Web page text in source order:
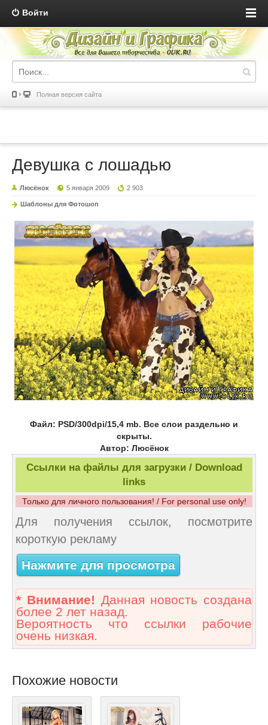
Войти
Полная версия сайта
Девушка с лошадью
Люсёнок 5 января 2009 2 903
Шаблоны для Фотошоп
Файл: PSD/300dpi/15,4 mb. Все слои раздельно и
скрыты.
Автор: Люсёнок
Ссылки на файлы для загрузки / Download
links
Только для личного пользования! / For personal use only!
Для получения ссылок, посмотрите
короткую рекламу
Нажмите для просмотра
* Внимание! Данная новость создана
более 2 лет назад.
Вероятность что ссылки рабочие
очень низкая.
Похожие новости